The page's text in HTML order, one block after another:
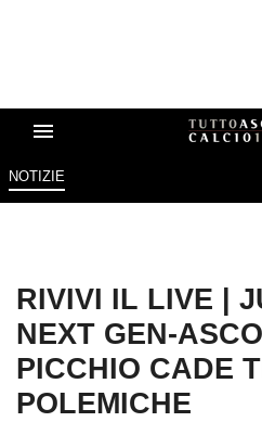
NOTIZIE
RIVIVI IL LIVE |
NEXT GEN-
PICCHIO CADE
POLEMICHE